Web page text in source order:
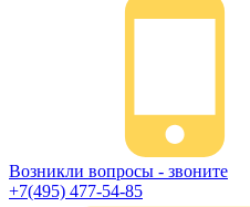
Возникли вопросы - звоните
+7(495) 477-54-85